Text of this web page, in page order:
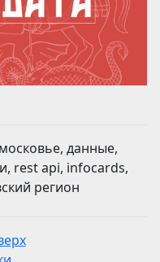
данные,
rest api, infocards,
регион